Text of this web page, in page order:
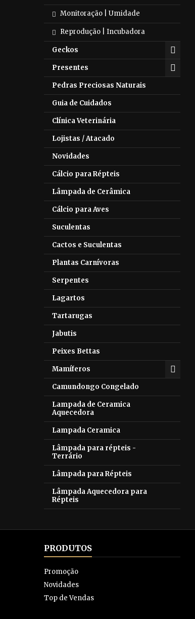
Monitoração | Umidade
Reprodução | Incubadora
Geckos
Presentes
Pedras Preciosas Naturais
Guia de Cuidados
Clínica Veterinária
Lojistas / Atacado
Novidades
Cálcio para Répteis
Lâmpada de Cerâmica
Cálcio para Aves
Suculentas
Cactos e Suculentas
Plantas Carnívoras
Serpentes
Lagartos
Tartarugas
Jabutis
Peixes Bettas
Mamíferos
Camundongo Congelado
Lampada de Ceramica
Aquecedora
Lampada Ceramica
Lâmpada para répteis -
Terrário
Lâmpada para Répteis
Lâmpada Aquecedora para
Répteis
PRODUTOS
Promoção
Novidades
Top de Vendas